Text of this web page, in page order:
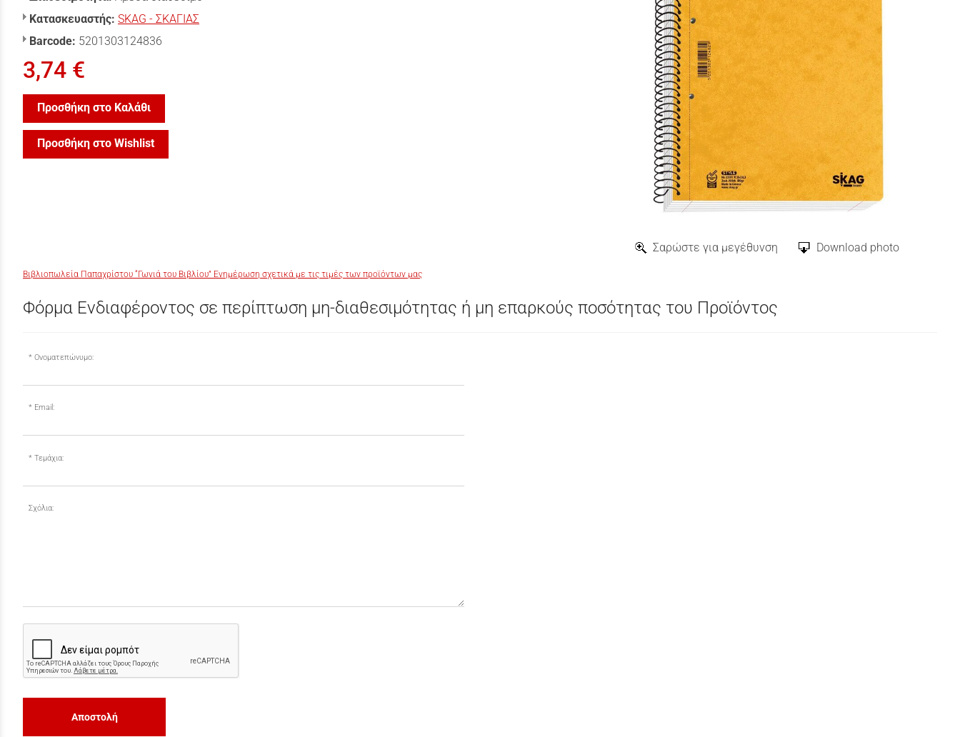
Σαρώστε για μεγέθυνση Download photo
Κατασκευαστής: SKAG - ΣΚΑΓΙΑΣ
Barcode: 5201303124836
3,74 €
Προσθήκη στο Καλάθι
Προσθήκη στο Wishlist
Βιβλιοπωλεία Παπαχρίστου “Γωνιά του Βιβλίου” Ενημέρωση σχετικά με τις τιμές των προϊόντων μας
Φόρμα Ενδιαφέροντος σε περίπτωση μη-διαθεσιμότητας ή μη επαρκούς ποσότητας του Προϊόντος
Ονοματεπώνυμο:
Email:
Τεμάχια:
Σχόλια:
Αποστολή